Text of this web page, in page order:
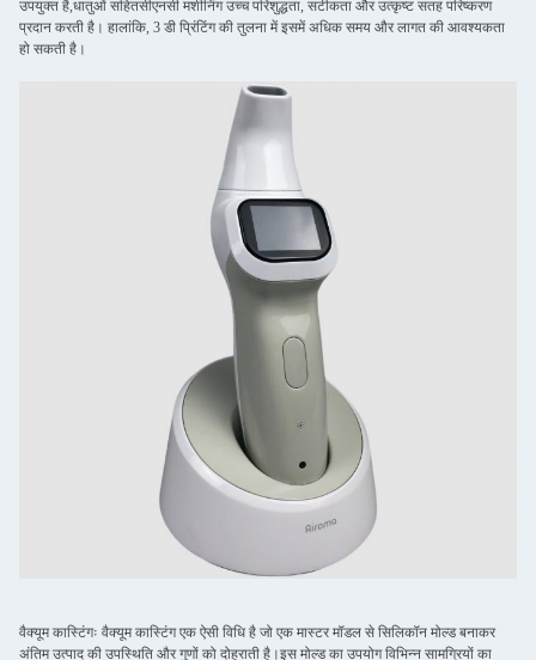
उपयुक्त है,धातुओं सहितसीएनसी मशीनिंग उच्च परिशुद्धता, सटीकता और उत्कृष्ट सतह परिष्करण
प्रदान करती है। हालांकि, 3 डी प्रिंटिंग की तुलना में इसमें अधिक समय और लागत की आवश्यकता
हो सकती है।
वैक्यूम कास्टिंगः वैक्यूम कास्टिंग एक ऐसी विधि है जो एक मास्टर मॉडल से सिलिकॉन मोल्ड बनाकर
अंतिम उत्पाद की उपस्थिति और गुणों को दोहराती है।इस मोल्ड का उपयोग विभिन्न सामग्रियों का